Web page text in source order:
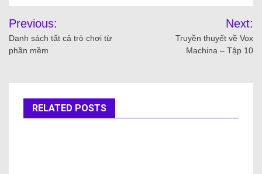
Previous:
Danh sách tất cả trò chơi từ
phần mềm
Next:
Truyền thuyết về Vox
Machina – Tập 10
RELATED POSTS